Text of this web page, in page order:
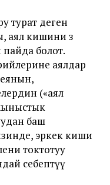
турат деген
аял кишини өз
пайда болот.
аялдар
(«аял
баш
эркек киши
токтотуу
себептүү